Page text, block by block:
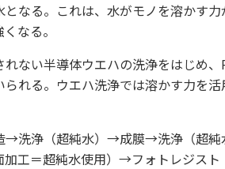
なる。これは、水がモノを溶かす
なる。
ない半導体ウエハの洗浄をはじめ、
れる。ウエハ洗浄では溶かす力を活
→洗浄（超純水）→成膜→洗浄（超
工＝超純水使用）→フォトレジスト